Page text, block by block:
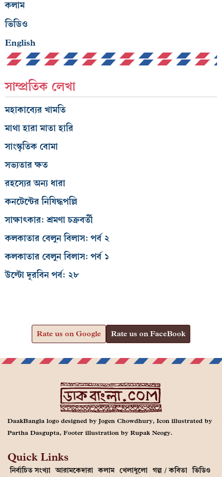
কলাম
ভিডিও
English
সাম্প্রতিক লেখা
মহাকাব্যের খামতি
মাথা হারা মাতা হারি
সাংস্কৃতিক বোমা
সভ্যতার ক্ষত
রহস্যের অন্য ধারা
কনটেন্টের নিষিদ্ধপল্লি
সাক্ষাৎকার: শ্রমণা চক্রবর্তী
কলকাতার বেলুন বিলাস: পর্ব ২
কলকাতার বেলুন বিলাস: পর্ব ১
উল্টো দূরবিন পর্ব: ২৮
Rate us on Google Rate us on FaceBook
DaakBangla logo designed by Jogen Chowdhury, Icon illustrated by
Partha Dasgupta, Footer illustration by Rupak Neogy.
Quick Links
নির্বাচিত সংখ্যা আরামকেদারা কলাম খেলাধুলো গল্প / কবিতা ভিডিও